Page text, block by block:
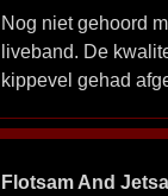
Nog niet gehoord
liveband. De
kippevel gehad
Flotsam And